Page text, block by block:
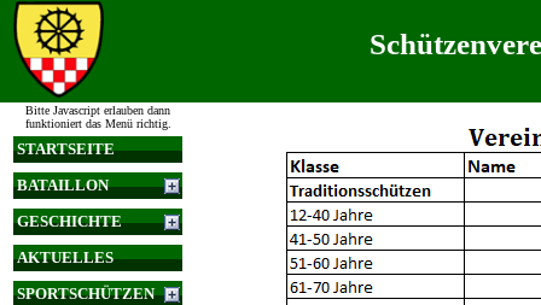
Bitte Javascript erlauben dann
funktioniert das Menü richtig.
STARTSEITE
BATAILLON
GESCHICHTE
AKTUELLES
SPORTSCHÜTZEN